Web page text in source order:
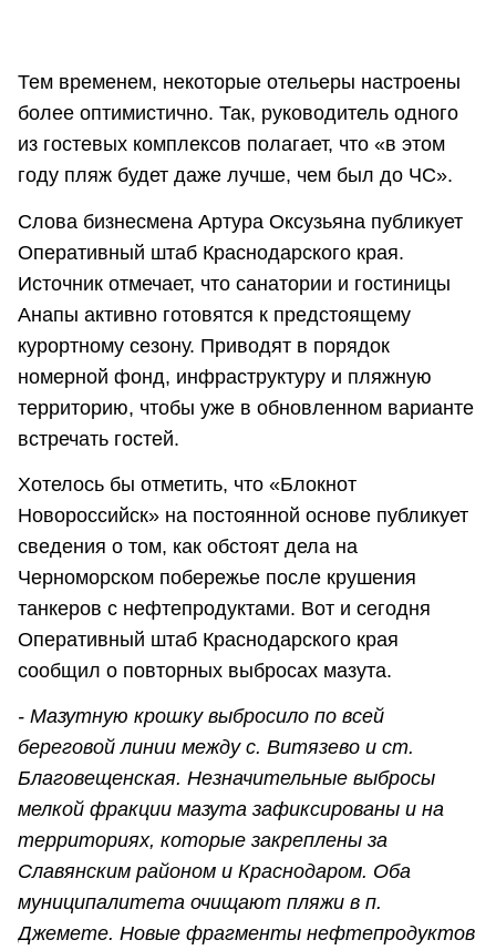
Тем временем, некоторые отельеры настроены
более оптимистично. Так, руководитель одного
из гостевых комплексов полагает, что «в этом
году пляж будет даже лучше, чем был до ЧС».
Слова бизнесмена Артура Оксузьяна публикует
Оперативный штаб Краснодарского края.
Источник отмечает, что санатории и гостиницы
Анапы активно готовятся к предстоящему
курортному сезону. Приводят в порядок
номерной фонд, инфраструктуру и пляжную
территорию, чтобы уже в обновленном варианте
встречать гостей.
Хотелось бы отметить, что «Блокнот
Новороссийск» на постоянной основе публикует
сведения о том, как обстоят дела на
Черноморском побережье после крушения
танкеров с нефтепродуктами. Вот и сегодня
Оперативный штаб Краснодарского края
сообщил о повторных выбросах мазута.
- Мазутную крошку выбросило по всей
береговой линии между с. Витязево и ст.
Благовещенская. Незначительные выбросы
мелкой фракции мазута зафиксированы и на
территориях, которые закреплены за
Славянским районом и Краснодаром. Оба
муниципалитета очищают пляжи в п.
Джемете. Новые фрагменты нефтепродуктов